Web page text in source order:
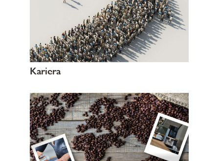
Kariera